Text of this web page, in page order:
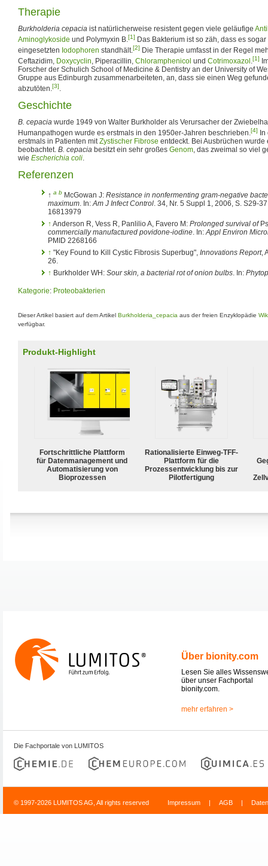
Therapie
Burkholderia cepacia ist natürlicherweise resistent gegen viele geläufige
Aminoglykoside und Polymyxin B.[1] Das Bakterium ist so zäh, dass es
eingesetzten Iodophoren standhält.[2] Die Therapie umfasst in der Regel
Ceftazidim, Doxycyclin, Piperacillin, Chloramphenicol und Cotrimoxazol .[1]
Forscher der Schulich School of Medicine & Dentistry an der University of
Gruppe aus Edinburgh zusammenarbeiteten, an, dass sie einen Weg
abzutöten.[3].
Geschichte
B. cepacia wurde 1949 von Walter Burkholder als Verursacher der
Humanpathogen wurde es erstmals in den 1950er-Jahren beschrieben.[4]
erstmals in Patienten mitZystischer Fibrose entdeckt. Bei Ausbrüchen
beobachtet. B. cepacia besitzt ein sehr großes Genom, das zweimal so viel
wie Escherichia coli.
Referenzen
↑ a b McGowan J: Resistance in nonfermenting gram-negative
maximum. In:Am J Infect Control. 34, Nr. 5 Suppl 1, 2006, S. S29-
16813979
↑ Anderson R, Vess R, Panlilio A, Favero M: Prolonged survival of
commercially manufactured povidone-iodine. In:Appl Environ
PMID 2268166
↑ "Key Found to Kill Cystic Fibrosis Superbug", Innovations Report,
26.
↑ Burkholder WH: Sour skin, a bacterial rot of onion bulbs. In:
Kategorie: Proteobakterien
Dieser Artikel basiert auf dem Artikel Burkholderia_cepacia aus der freien Enzyklopädie
verfügbar.
Produkt-Highlight
Fortschrittliche Plattform
für Datenmanagement und
Automatisierung von
Bioprozessen
Rationalisierte Einweg-TFF-
Plattform für die
Prozessentwicklung bis zur
Pilotfertigung
Über bionity.com
Lesen Sie alles
über unser Fachportal
bionity.com.
mehr erfahren >
Die Fachportale von LUMITOS
© 1997-2026 LUMITOS AG, All rights reserved Impressum | AGB |